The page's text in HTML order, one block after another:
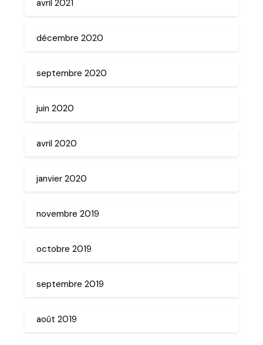
avril 2021
décembre 2020
septembre 2020
juin 2020
avril 2020
janvier 2020
novembre 2019
octobre 2019
septembre 2019
août 2019